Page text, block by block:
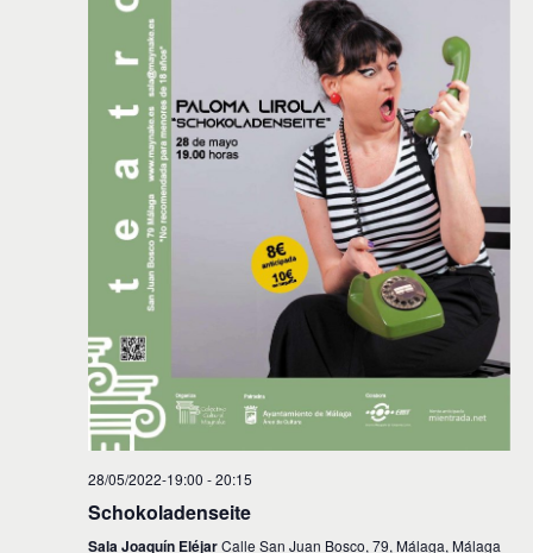
28/05/2022-19:00 -20:15
Schokoladenseite
Sala Joaquín EléjarCalle San Juan Bosco, 79, Málaga, Málaga